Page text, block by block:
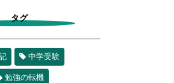
タグ
中学受験
勉強の転機